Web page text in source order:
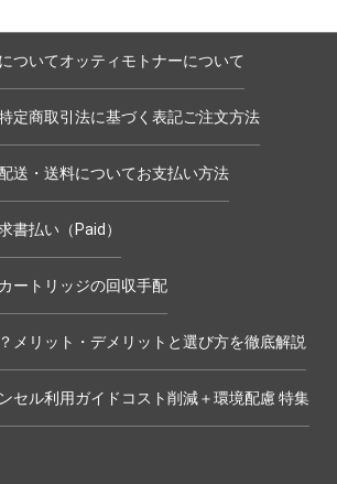
ついてオッティモトナーについて
定商取引法に基づく表記ご注文方法
送・送料についてお支払い方法
書払い（Paid）
ートリッジの回収手配
メリット・デメリットと選び方を徹底解説
セル利用ガイド コスト削減＋環境配慮 特集